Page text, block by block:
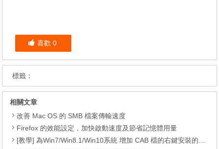
喜歡 0
標籤：
相關文章
改善 Mac OS 的 SMB 檔案傳輸速度
Firefox 的效能設定，加快啟動速度及節省記憶體用量
[教學] 為Win7/Win8.1/Win10系統 增加 CAB 檔的右鍵安裝的功能